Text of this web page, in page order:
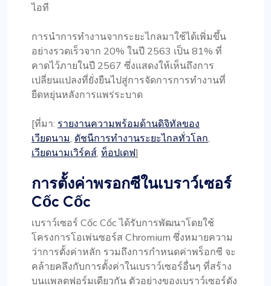
ไอที
การนำการทำงานจากระยะไกลมาใช้ได้เพิ่มขึ้น
อย่างรวดเร็วจาก 20% ในปี 2563 เป็น 81% ที่
คาดไว้ภายในปี 2567 ซึ่งแสดงให้เห็นถึงการ
เปลี่ยนแปลงที่ยั่งยืนไปสู่การจัดการการทำงานที่
ยืดหยุ่นหลังการแพร่ระบาด
[ที่มา: รายงานความพร้อมด้านดิจิทัลของ
เวียดนาม, ดัชนีการทำงานระยะไกลทั่วโลก,
เวียดนามเวิร์คส์, ท็อปเดฟ]
การตั้งค่าพรอกซีในเบราว์เซอร์
Cốc Cốc
เบราว์เซอร์ Cốc Cốc ได้รับการพัฒนาโดยใช้
โครงการโอเพ่นซอร์ส Chromium ซึ่งหมายความ
ว่าการตั้งค่าหลัก รวมถึงการกำหนดค่าพร็อกซี จะ
คล้ายคลึงกับการตั้งค่าในเบราว์เซอร์อื่นๆ ที่สร้าง
บนแพลตฟอร์มเดียวกัน ตัวอย่างของเบราว์เซอร์ดัง